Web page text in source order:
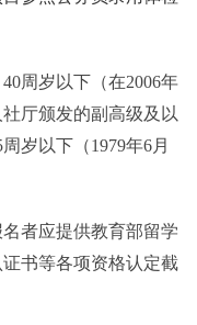
周岁以下（在2006年
厅颁发的副高级及以
岁以下（1979年6月
者应提供教育部留学
书等各项资格认定截